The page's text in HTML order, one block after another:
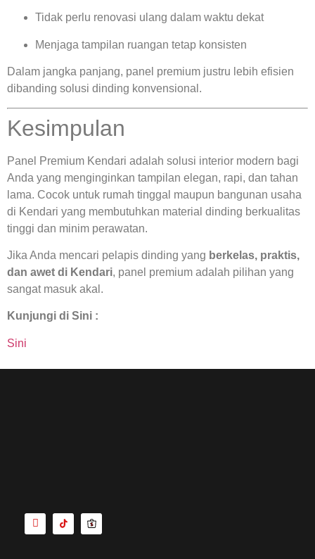
Tidak perlu renovasi ulang dalam waktu dekat
Menjaga tampilan ruangan tetap konsisten
Dalam jangka panjang, panel premium justru lebih efisien
dibanding solusi dinding konvensional.
Kesimpulan
Panel Premium Kendari adalah solusi interior modern bagi
Anda yang menginginkan tampilan elegan, rapi, dan tahan
lama. Cocok untuk rumah tinggal maupun bangunan usaha
di Kendari yang membutuhkan material dinding berkualitas
tinggi dan minim perawatan.
Jika Anda mencari pelapis dinding yang berkelas, praktis,
dan awet di Kendari, panel premium adalah pilihan yang
sangat masuk akal.
Kunjungi di Sini :
Sini